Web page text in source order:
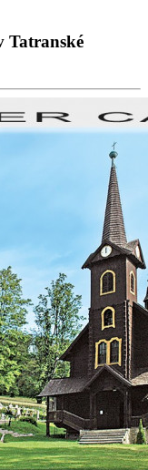
Tatranské